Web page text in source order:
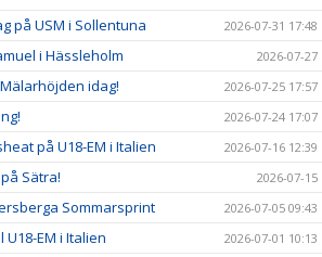
på USM i Sollentuna 2026-07-31 17:48
i Hässleholm 2026-07-27
idag! 2026-07-25 17:57
2026-07-24 17:07
på U18-EM i Italien 2026-07-16 12:39
Sätra! 2026-07-15
Sommarsprint 2026-07-05 09:43
EM i Italien 2026-07-01 10:13